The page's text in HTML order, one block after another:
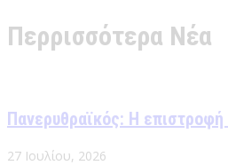
Περρισσότερα Νέα
Πανερυθραϊκός: Η
27 Ιουλίου, 2026